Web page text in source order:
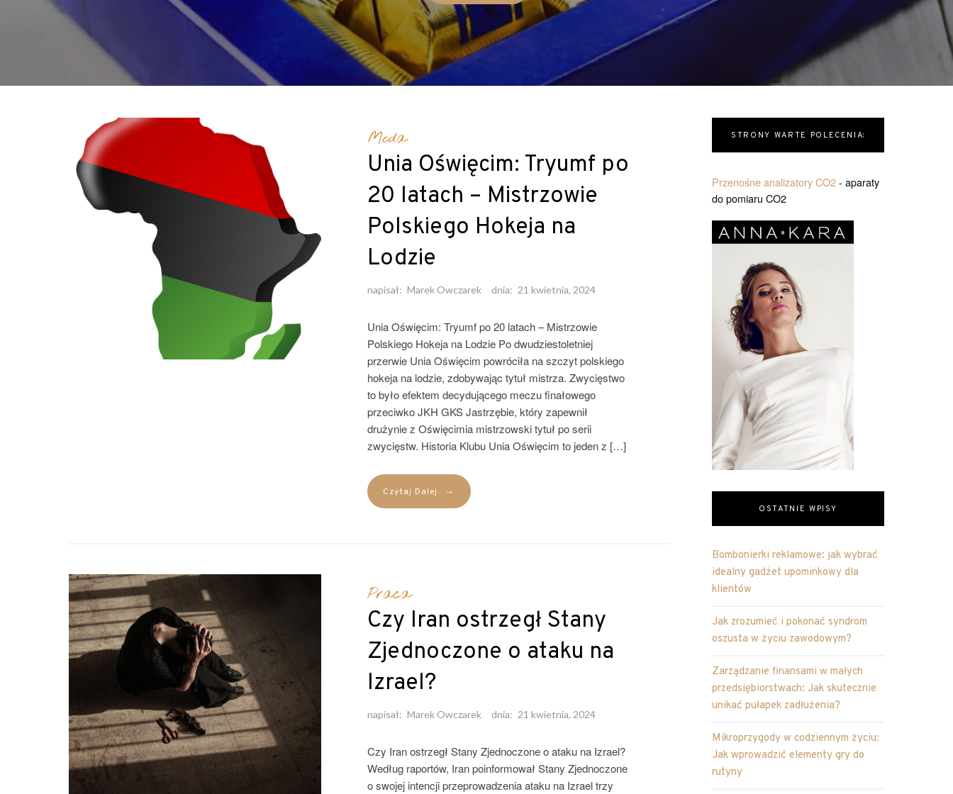
zasoby. W niniejszym artykule przedstawimy konkretne strategie zarządzania finansami, które pomogą
uniknąć pułapek zadłużenia, takie jak techniki budżetowania, analiza przepływów pieniężnych oraz […]
→
Czytaj Dalej →
Moda
Unia Oświęcim: Tryumf po
20 latach – Mistrzowie
Polskiego Hokeja na
Lodzie
napisał: Marek Owczarek dnia: 21 kwietnia, 2024
Unia Oświęcim: Tryumf po 20 latach – Mistrzowie
Polskiego Hokeja na Lodzie Po dwudziestoletniej
przerwie Unia Oświęcim powróciła na szczyt polskiego
hokeja na lodzie, zdobywając tytuł mistrza. Zwycięstwo
to było efektem decydującego meczu finałowego
przeciwko JKH GKS Jastrzębie, który zapewnił
drużynie z Oświęcimia mistrzowski tytuł po serii
zwycięstw. Historia Klubu Unia Oświęcim to jeden z […]
Czytaj Dalej →
Praca
Czy Iran ostrzegł Stany
Zjednoczone o ataku na
Izrael?
napisał: Marek Owczarek dnia: 21 kwietnia, 2024
Czy Iran ostrzegł Stany Zjednoczone o ataku na Izrael?
Według raportów, Iran poinformował Stany Zjednoczone
o swojej intencji przeprowadzenia ataku na Izrael trzy
STRONY WARTE POLECENIA:
Przenośne analizatory CO2- aparaty
do pomiaru CO2
OSTATNIE WPISY
Bombonierki reklamowe: jak wybrać
idealny gadżet upominkowy dla
klientów
Jak zrozumieć i pokonać syndrom
oszusta w życiu zawodowym?
Zarządzanie finansami w małych
przedsiębiorstwach: Jak skutecznie
unikać pułapek zadłużenia?
Mikroprzygody w codziennym życiu:
Jak wprowadzić elementy gry do
rutyny